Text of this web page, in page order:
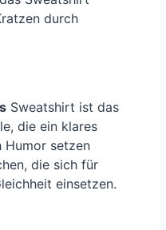
durch
Sweatshirt ist das
die ein klares
Humor setzen
die sich für
einsetzen.